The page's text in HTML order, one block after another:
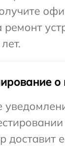
о
доставит